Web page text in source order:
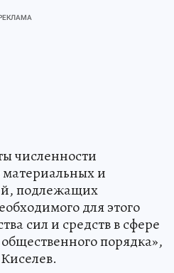
численности
и
подлежащих
для этого
сил и средств в сфере
порядка»,